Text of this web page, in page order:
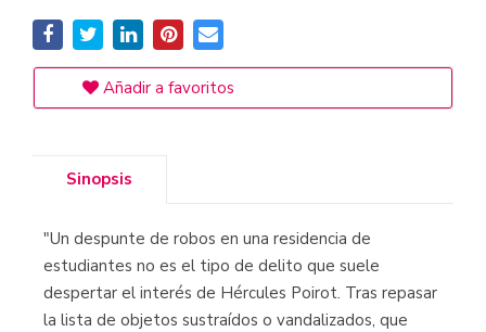
Añadir a favoritos
Sinopsis
"Un despunte de robos en una residencia de
estudiantes no es el tipo de delito que suele
despertar el interés de Hércules Poirot. Tras repasar
la lista de objetos sustraídos o vandalizados, que